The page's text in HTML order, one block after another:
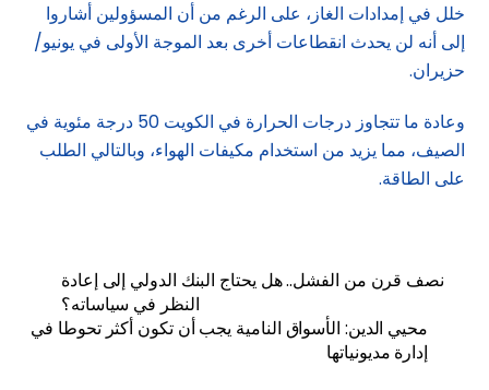
خلل في إمدادات الغاز، على الرغم من أن المسؤولين أشاروا
إلى أنه لن يحدث انقطاعات أخرى بعد الموجة الأولى في يونيو/
حزيران.
وعادة ما تتجاوز درجات الحرارة في الكويت 50 درجة مئوية في
الصيف، مما يزيد من استخدام مكيفات الهواء، وبالتالي الطلب
على الطاقة.
نصف قرن من الفشل.. هل يحتاج البنك الدولي إلى إعادة
النظر في سياساته؟
محيي الدين: الأسواق النامية يجب أن تكون أكثر تحوطا في
إدارة مديونياتها